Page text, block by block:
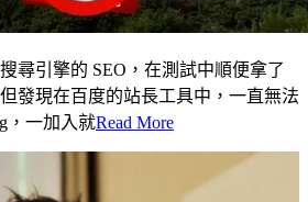
尋引擎的 SEO，在測試中順便拿了
發現在百度的站長工具中，一直無法
，一加入就Read More